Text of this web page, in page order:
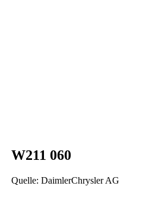
W211 060
Quelle: DaimlerChrysler AG